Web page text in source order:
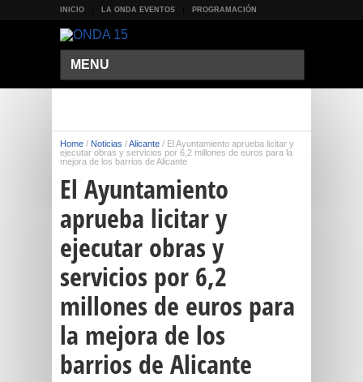
INICIO LA ONDA EVENTOS PROGRAMACIÓN
MENU
Home / Noticias /Alicante / El Ayuntamiento aprueba licitar y
ejecutar obras y servicios por 6,2 millones de euros para la
mejora de los barrios de Alicante
El Ayuntamiento
aprueba licitar y
ejecutar obras y
servicios por 6,2
millones de euros para
la mejora de los
barrios de Alicante